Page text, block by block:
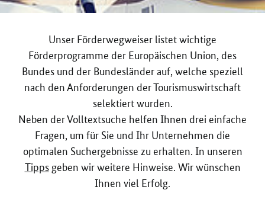
Unser Förderwegweiser listet wichtige
Förderprogramme der Europäischen Union, des
Bundes und der Bundesländer auf, welche speziell
nach den Anforderungen der Tourismuswirtschaft
selektiert wurden.
Neben der Volltextsuche helfen Ihnen drei einfache
Fragen, um für Sie und Ihr Unternehmen die
optimalen Suchergebnisse zu erhalten. In unseren
Tippsgeben wir weitere Hinweise. Wir wünschen
Ihnen viel Erfolg.